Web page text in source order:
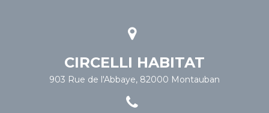
CIRCELLI HABITAT
903 Rue de l'Abbaye, 82000 Montauban